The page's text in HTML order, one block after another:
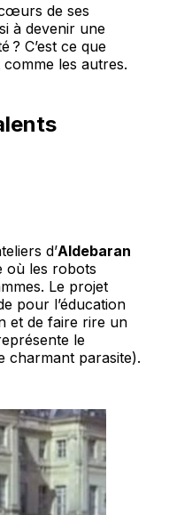
de ses
à devenir une
C’est ce que
les autres.
d’Aldebaran
où les robots
Le projet
pour l’éducation
et de faire rire un
le
charmant parasite).